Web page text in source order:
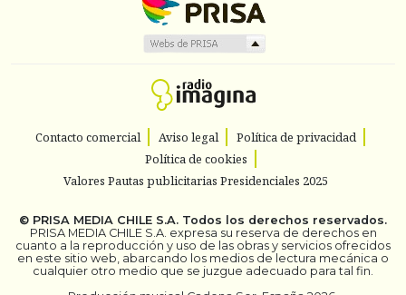
Contacto comercial Aviso legal
Política de privacidad
Política de cookies
Valores Pautas publicitarias Presidenciales 2025
© PRISA MEDIA CHILE S.A. Todos los derechos reservados.
PRISA MEDIA CHILE S.A. expresa su reserva de derechos en
cuanto a la reproducción y uso de las obras y servicios ofrecidos
en este sitio web, abarcando los medios de lectura mecánica o
cualquier otro medio que se juzgue adecuado para tal fin.